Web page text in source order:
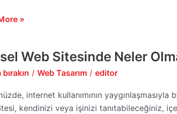
»
Web Sitesinde Neler
/ Web Tasarım / editor
internet kullanımının
kendinizi veya işinizi tanıtabileceğiniz,